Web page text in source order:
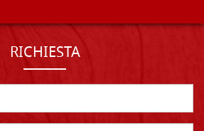
RICHIESTA